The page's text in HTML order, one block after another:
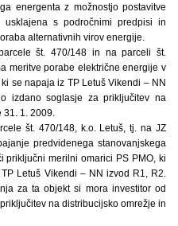
energenta z možnostjo postavitve
s področnimi predpisi in
alternativnih virov energije.
št. 470/148 in na parceli št.
meritve porabe električne energije v
se napaja iz TP Letuš Vikendi – NN
izdano soglasje za priključitev na
1. 2009.
št. 470/148, k.o. Letuš, tj. na JZ
predvidenega stanovanjskega
priključni merilni omarici PS PMO, ki
Letuš Vikendi – NN izvod R1, R2.
za ta objekt si mora investitor od
na distribucijsko omrežje in